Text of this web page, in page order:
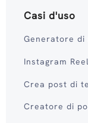
Casi d'uso
Generatore di
Instagram
Crea post di
Creatore di